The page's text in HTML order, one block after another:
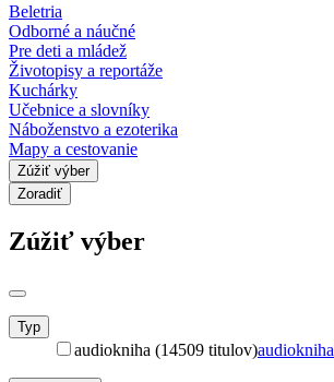
Beletria
Odborné a náučné
Pre deti a mládež
Životopisy a reportáže
Kuchárky
Učebnice a slovníky
Náboženstvo a ezoterika
Mapy a cestovanie
Zúžiť výber
Zoradiť
Zúžiť výber
Typ
audiokniha (14509 titulov)audiokniha